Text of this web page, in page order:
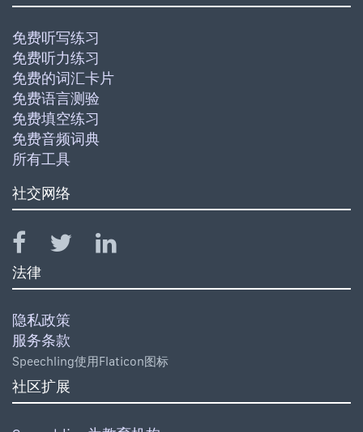
免费听写练习
免费听力练习
免费的词汇卡片
免费语言测验
免费填空练习
免费音频词典
所有工具
社交网络
法律
隐私政策
服务条款
Speechling使用Flaticon图标
社区扩展